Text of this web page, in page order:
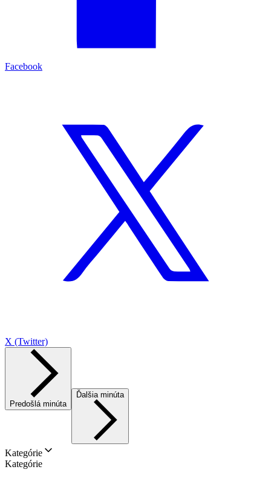
Facebook
X (Twitter)
Predošlá minúta
Ďalšia minúta
Kategórie
Kategórie